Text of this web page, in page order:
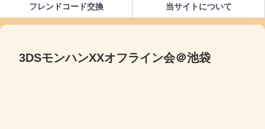
フレンドコード交換 当サイトについて
3DSモンハンXXオフライン会＠池袋